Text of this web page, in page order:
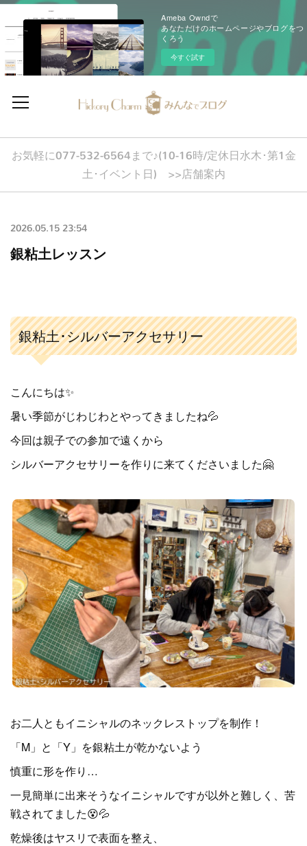
Ameba Owndで
あなただけのホームページやブログをつ
くろう
今すぐ試す
お気軽に077-532-6564まで♪(10-16時/定休日水木･第1金
土･イベント日) >>店舗案内
2026.05.15 23:54
銀粘土レッスン
銀粘土･シルバーアクセサリー
こんにちは✨
暑い季節がじわじわとやってきましたね💦
今回は親子での参加で遠くから
シルバーアクセサリーを作りに来てくださいました🤗
お二人ともイニシャルのネックレストップを制作！
「M」と「Y」を銀粘土が乾かないよう
慎重に形を作り…
一見簡単に出来そうなイニシャルですが以外と難しく、苦
戦されてました😵💦
乾燥後はヤスリで表面を整え、